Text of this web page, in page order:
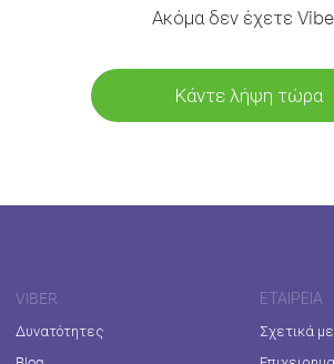
Ακόμα δεν έχετε
Κάντε λήψη τώρα
VIBER
Δυνατότητες
ΕΤΑΙΡΕΊΑ
Σχετικά